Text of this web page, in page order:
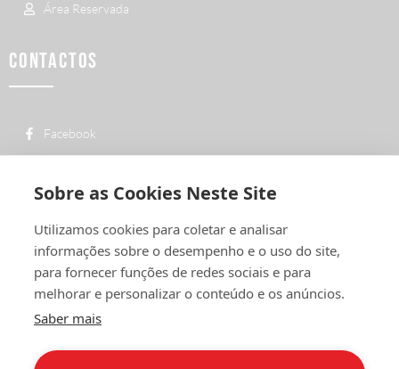
Sobre as Cookies Neste Site
Utilizamos cookies para coletar e analisar
informações sobre o desempenho e o uso do site,
para fornecer funções de redes sociais e para
melhorar e personalizar o conteúdo e os anúncios.
Saber mais
Área Reservada
CONTACTOS
Facebook
nacional
Rua de Outeiro nº 2132
4760-312 Vila Nova de Famalicão